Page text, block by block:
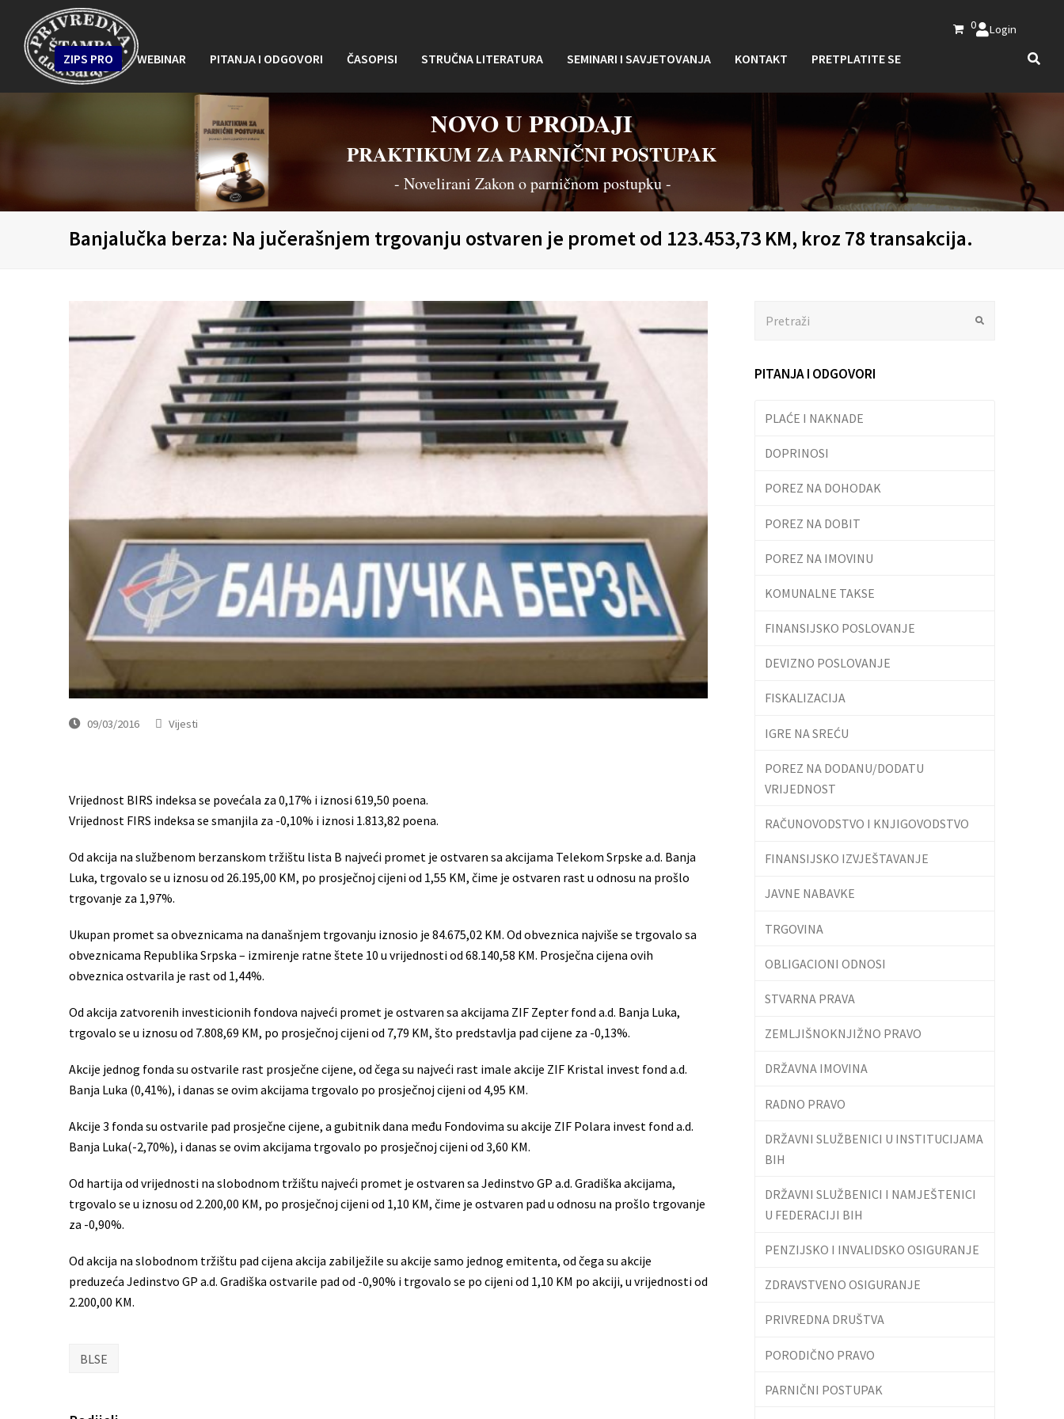
0 Login
ZIPS PRO WEBINAR PITANJA I ODGOVORI ČASOPISI STRUČNA LITERATURA SEMINARI I SAVJETOVANJA KONTAKT PRETPLATITE SE
NOVO U PRODAJI
PRAKTIKUM ZA PARNIČNI POSTUPAK
- Novelirani Zakon o parničnom postupku -
Banjalučka berza: Na jučerašnjem trgovanju ostvaren je promet od 123.453,73 KM, kroz 78 transakcija.
09/03/2016 Vijesti
Vrijednost BIRS indeksa se povećala za 0,17% i iznosi 619,50 poena.
Vrijednost FIRS indeksa se smanjila za -0,10% i iznosi 1.813,82 poena.
Od akcija na službenom berzanskom tržištu lista B najveći promet je ostvaren sa akcijama Telekom Srpske a.d. Banja
Luka, trgovalo se u iznosu od 26.195,00 KM, po prosječnoj cijeni od 1,55 KM, čime je ostvaren rast u odnosu na prošlo
trgovanje za 1,97%.
Ukupan promet sa obveznicama na današnjem trgovanju iznosio je 84.675,02 KM. Od obveznica najviše se trgovalo sa
obveznicama Republika Srpska – izmirenje ratne štete 10 u vrijednosti od 68.140,58 KM. Prosječna cijena ovih
obveznica ostvarila je rast od 1,44%.
Od akcija zatvorenih investicionih fondova najveći promet je ostvaren sa akcijama ZIF Zepter fond a.d. Banja Luka,
trgovalo se u iznosu od 7.808,69 KM, po prosječnoj cijeni od 7,79 KM, što predstavlja pad cijene za -0,13%.
Akcije jednog fonda su ostvarile rast prosječne cijene, od čega su najveći rast imale akcije ZIF Kristal invest fond a.d.
Banja Luka (0,41%), i danas se ovim akcijama trgovalo po prosječnoj cijeni od 4,95 KM.
Akcije 3 fonda su ostvarile pad prosječne cijene, a gubitnik dana među Fondovima su akcije ZIF Polara invest fond a.d.
Banja Luka(-2,70%), i danas se ovim akcijama trgovalo po prosječnoj cijeni od 3,60 KM.
Od hartija od vrijednosti na slobodnom tržištu najveći promet je ostvaren sa Jedinstvo GP a.d. Gradiška akcijama,
trgovalo se u iznosu od 2.200,00 KM, po prosječnoj cijeni od 1,10 KM, čime je ostvaren pad u odnosu na prošlo trgovanje
za -0,90%.
Od akcija na slobodnom tržištu pad cijena akcija zabilježile su akcije samo jednog emitenta, od čega su akcije
preduzeća Jedinstvo GP a.d. Gradiška ostvarile pad od -0,90% i trgovalo se po cijeni od 1,10 KM po akciji, u vrijednosti od
2.200,00 KM.
BLSE
PITANJA I ODGOVORI
PLAĆE I NAKNADE
DOPRINOSI
POREZ NA DOHODAK
POREZ NA DOBIT
POREZ NA IMOVINU
KOMUNALNE TAKSE
FINANSIJSKO POSLOVANJE
DEVIZNO POSLOVANJE
FISKALIZACIJA
IGRE NA SREĆU
POREZ NA DODANU/DODATU
VRIJEDNOST
RAČUNOVODSTVO I KNJIGOVODSTVO
FINANSIJSKO IZVJEŠTAVANJE
JAVNE NABAVKE
TRGOVINA
OBLIGACIONI ODNOSI
STVARNA PRAVA
ZEMLJIŠNOKNJIŽNO PRAVO
DRŽAVNA IMOVINA
RADNO PRAVO
DRŽAVNI SLUŽBENICI U INSTITUCIJAMA
BIH
DRŽAVNI SLUŽBENICI I NAMJEŠTENICI
U FEDERACIJI BIH
PENZIJSKO I INVALIDSKO OSIGURANJE
ZDRAVSTVENO OSIGURANJE
PRIVREDNA DRUŠTVA
PORODIČNO PRAVO
PARNIČNI POSTUPAK